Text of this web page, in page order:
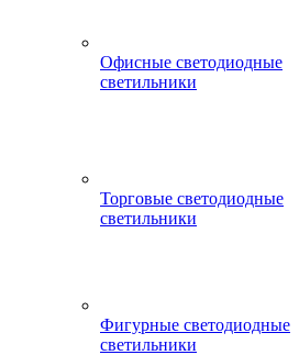
Офисные светодиодные
светильники
Торговые светодиодные
светильники
Фигурные светодиодные
светильники